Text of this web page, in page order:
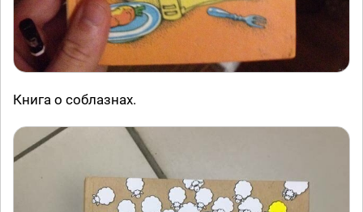
Книга о соблазнах.